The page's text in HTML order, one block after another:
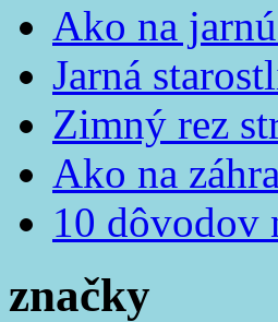
Ako na
Jarná
Zimný rez
Ako na
10 dôvodov
značky